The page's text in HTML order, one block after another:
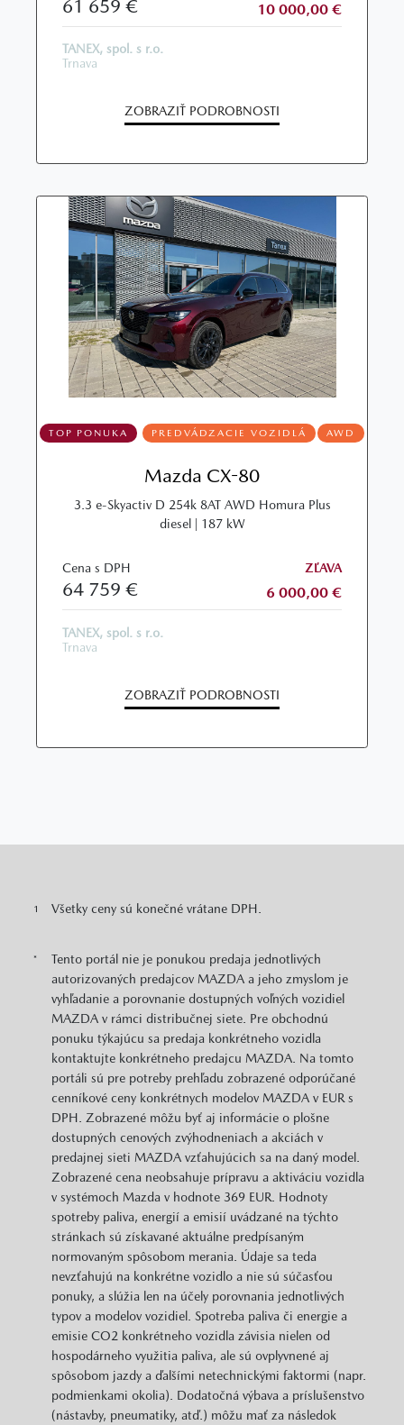
61 659 € 10 000,00 €
TANEX, spol. s r.o.
Trnava
ZOBRAZIŤ PODROBNOSTI
TOP PONUKA PREDVÁDZACIE VOZIDLÁ AWD
Mazda CX-80
3.3 e-Skyactiv D 254k 8AT AWD Homura Plus
diesel | 187 kW
Cena s DPH
64 759 €
ZĽAVA
6 000,00 €
TANEX, spol. s r.o.
Trnava
ZOBRAZIŤ PODROBNOSTI
1 Všetky ceny sú konečné vrátane DPH.
*
Tento portál nie je ponukou predaja jednotlivých
autorizovaných predajcov MAZDA a jeho zmyslom je
vyhľadanie a porovnanie dostupných voľných vozidiel
MAZDA v rámci distribučnej siete. Pre obchodnú
ponuku týkajúcu sa predaja konkrétneho vozidla
kontaktujte konkrétneho predajcu MAZDA. Na tomto
portáli sú pre potreby prehľadu zobrazené odporúčané
cenníkové ceny konkrétnych modelov MAZDA v EUR s
DPH. Zobrazené môžu byť aj informácie o plošne
dostupných cenových zvýhodneniach a akciách v
predajnej sieti MAZDA vzťahujúcich sa na daný model.
Zobrazené cena neobsahuje prípravu a aktiváciu vozidla
v systémoch Mazda v hodnote 369 EUR. Hodnoty
spotreby paliva, energií a emisií uvádzané na týchto
stránkach sú získavané aktuálne predpísaným
normovaným spôsobom merania. Údaje sa teda
nevzťahujú na konkrétne vozidlo a nie sú súčasťou
ponuky, a slúžia len na účely porovnania jednotlivých
typov a modelov vozidiel. Spotreba paliva či energie a
emisie CO2 konkrétneho vozidla závisia nielen od
hospodárneho využitia paliva, ale sú ovplyvnené aj
spôsobom jazdy a ďalšími netechnickými faktormi (napr.
podmienkami okolia). Dodatočná výbava a príslušenstvo
(nástavby, pneumatiky, atď.) môžu mať za následok